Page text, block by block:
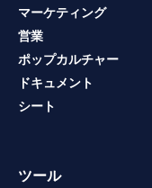
マーケティング
営業
ポップカルチャー
ドキュメント
シート
ツール